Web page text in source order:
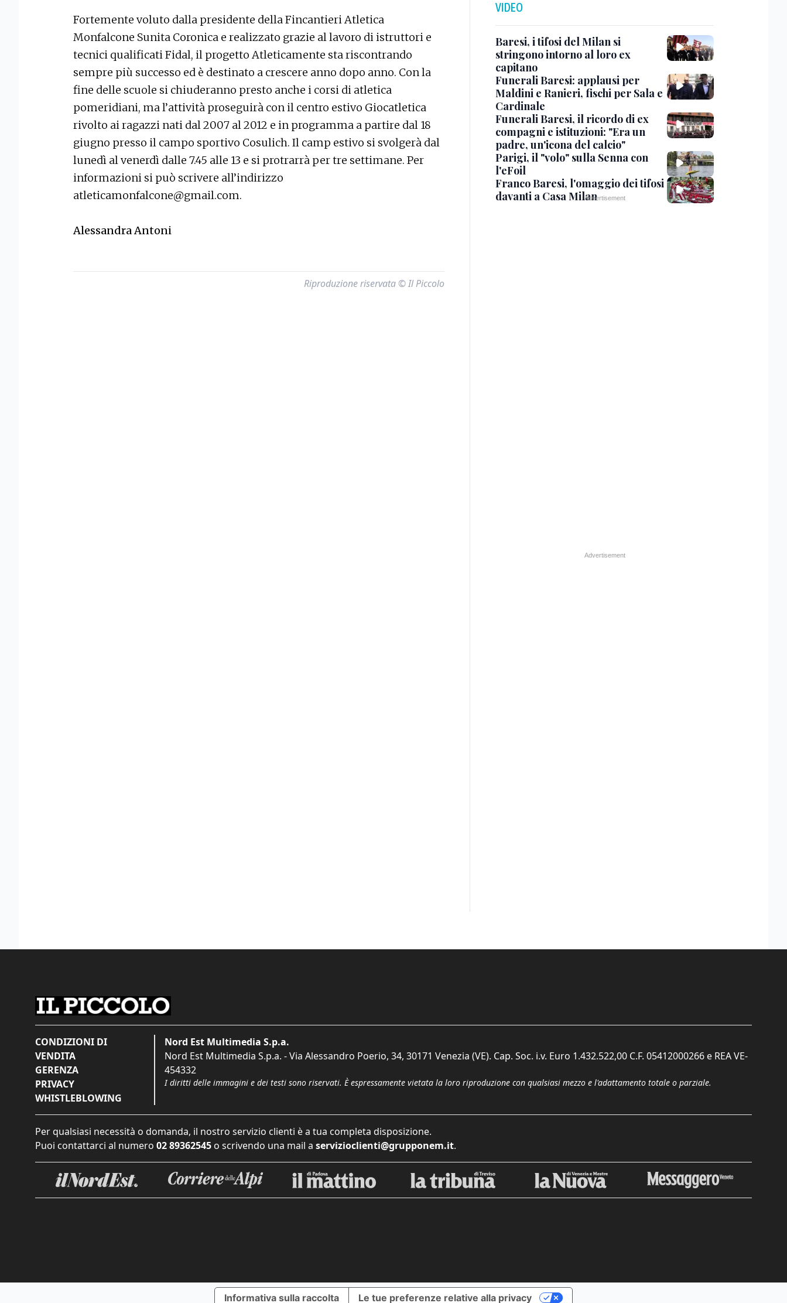
Fortemente voluto dalla presidente della Fincantieri Atletica
Monfalcone Sunita Coronica e realizzato grazie al lavoro di istruttori e
tecnici qualificati Fidal, il progetto Atleticamente sta riscontrando
sempre più successo ed è destinato a crescere anno dopo anno. Con la
fine delle scuole si chiuderanno presto anche i corsi di atletica
pomeridiani, ma l’attività proseguirà con il centro estivo Giocatletica
rivolto ai ragazzi nati dal 2007 al 2012 e in programma a partire dal 18
giugno presso il campo sportivo Cosulich. Il camp estivo si svolgerà dal
lunedì al venerdì dalle 7.45 alle 13 e si protrarrà per tre settimane. Per
informazioni si può scrivere all’indirizzo
atleticamonfalcone@gmail.com.
Alessandra Antoni
Riproduzione riservata © Il Piccolo
VIDEO
Baresi, i tifosi del Milan si
stringono intorno al loro ex
capitano
Funerali Baresi: applausi per
Maldini e Ranieri, fischi per Sala e
Cardinale
Funerali Baresi, il ricordo di ex
compagni e istituzioni: "Era un
padre, un'icona del calcio"
Parigi, il "volo" sulla Senna con
l'eFoil
Franco Baresi, l'omaggio dei tifosi
davanti a Casa Milan
CONDIZIONI DI
VENDITA
GERENZA
PRIVACY
WHISTLEBLOWING
Nord Est Multimedia S.p.a.
Nord Est Multimedia S.p.a. - Via Alessandro Poerio, 34, 30171 Venezia (VE). Cap. Soc. i.v. Euro 1.432.522,00 C.F. 05412000266 e REA VE-
454332
I diritti delle immagini e dei testi sono riservati. È espressamente vietata la loro riproduzione con qualsiasi mezzo e l'adattamento totale o parziale.
Per qualsiasi necessità o domanda, il nostro servizio clienti è a tua completa disposizione.
Puoi contattarci al numero 02 89362545 o scrivendo una mail a servizioclienti@grupponem.it.
Informativa sulla raccolta Le tue preferenze relative alla privacy